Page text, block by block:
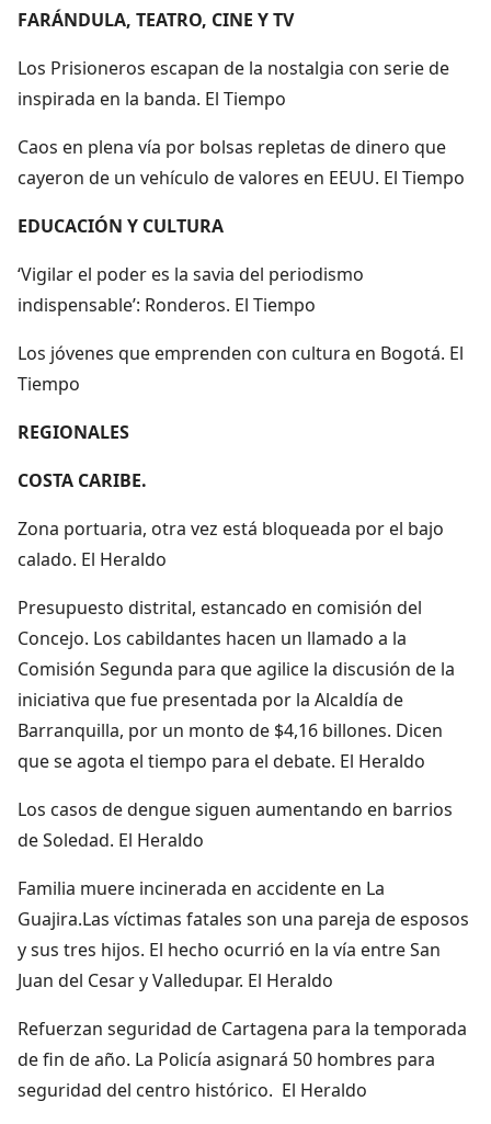
FARÁNDULA, TEATRO, CINE Y TV
Los Prisioneros escapan de la nostalgia con serie de
inspirada en la banda. El Tiempo
Caos en plena vía por bolsas repletas de dinero que
cayeron de un vehículo de valores en EEUU. El Tiempo
EDUCACIÓN Y CULTURA
‘Vigilar el poder es la savia del periodismo
indispensable’: Ronderos. El Tiempo
Los jóvenes que emprenden con cultura en Bogotá. El
Tiempo
REGIONALES
COSTA CARIBE.
Zona portuaria, otra vez está bloqueada por el bajo
calado. El Heraldo
Presupuesto distrital, estancado en comisión del
Concejo. Los cabildantes hacen un llamado a la
Comisión Segunda para que agilice la discusión de la
iniciativa que fue presentada por la Alcaldía de
Barranquilla, por un monto de $4,16 billones. Dicen
que se agota el tiempo para el debate. El Heraldo
Los casos de dengue siguen aumentando en barrios
de Soledad. El Heraldo
Familia muere incinerada en accidente en La
Guajira.Las víctimas fatales son una pareja de esposos
y sus tres hijos. El hecho ocurrió en la vía entre San
Juan del Cesar y Valledupar. El Heraldo
Refuerzan seguridad de Cartagena para la temporada
de fin de año. La Policía asignará 50 hombres para
seguridad del centro histórico. El Heraldo